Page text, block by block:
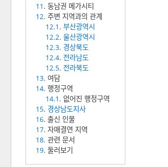
11 . 동남권 메가시티
12. 주변 지역과의 관계
12.1 . 부산광역시
12.2. 울산광역시
12.3. 경상북도
12.4. 전라남도
12.5. 전라북도
13. 여담
14. 행정구역
14.1 . 없어진 행정구역
15. 경상남도지사
16. 출신 인물
17. 자매결연 지역
18. 관련 문서
19. 둘러보기